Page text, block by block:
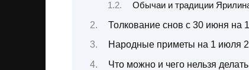
Обычаи и традиции
Толкование снов с 30 июня на
Народные приметы на 1 июля
Что можно и чего нельзя